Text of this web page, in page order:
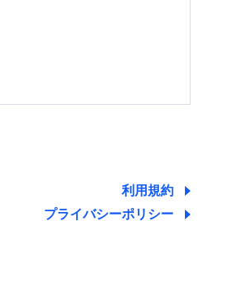
品等の契約を勧奨するた
利用規約
プライバシーポリシー